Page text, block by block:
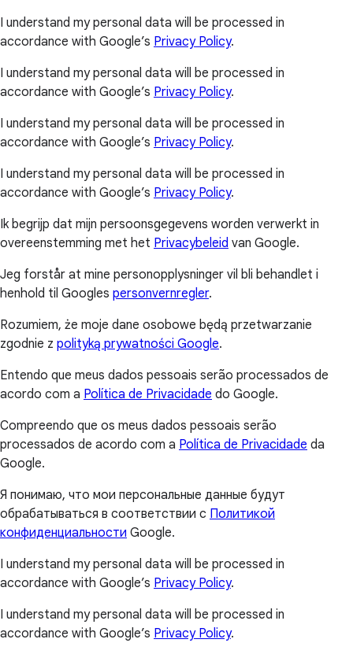
I understand my personal data will be processed in
accordance with Google’s Privacy Policy.
I understand my personal data will be processed in
accordance with Google’s Privacy Policy.
I understand my personal data will be processed in
accordance with Google’s Privacy Policy.
I understand my personal data will be processed in
accordance with Google’s Privacy Policy.
Ik begrijp dat mijn persoonsgegevens worden verwerkt in
overeenstemming met het Privacybeleid van Google.
Jeg forstår at mine personopplysninger vil bli behandlet i
henhold til Googles personvernregler.
Rozumiem, że moje dane osobowe będą przetwarzanie
zgodnie z polityką prywatności Google.
Entendo que meus dados pessoais serão processados de
acordo com a Política de Privacidade do Google.
Compreendo que os meus dados pessoais serão
processados de acordo com a Política de Privacidade da
Google.
Я понимаю, что мои персональные данные будут
обрабатываться в соответствии с Политикой
конфиденциальности Google.
I understand my personal data will be processed in
accordance with Google’s Privacy Policy.
I understand my personal data will be processed in
accordance with Google’s Privacy Policy.